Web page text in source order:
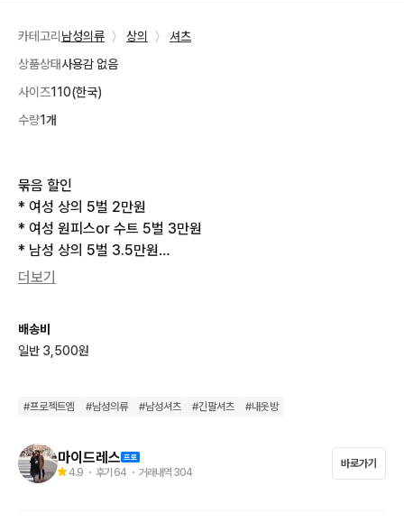
카테고리 남성의류 〉 상의 〉
셔츠
상품상태사용감 없음
사이즈110(한국)
수량1개
묶음 할인
* 여성 상의 5벌 2만원
* 여성 원피스or 수트 5벌 3만원
* 남성 상의 5벌 3.5만원
상의반품 :58
팔  길  이 :67
*특별한 이염이나 하자없습니다. 실측사이즈 꼭 확인바랍니다.
더보기
배송비
일반 3,500원
#프로젝트엠 #남성의류 #남성셔츠 #긴팔셔츠 #내옷방
마이드레스
4.9 ・ 후기 64 ・ 거래내역 304
바로가기